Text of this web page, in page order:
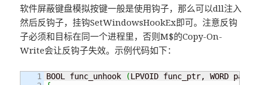
软件屏蔽键盘模拟按键一般是使用钩子，那么可以dll注入
然后反钩子，挂钩SetWindowsHookEx即可。注意反钩
子必须和目标在同一个进程里，否则M$的Copy-On-
Write会让反钩子失效。示例代码如下：
1 BOOL func_unhook (LPVOID func_ptr, WORD